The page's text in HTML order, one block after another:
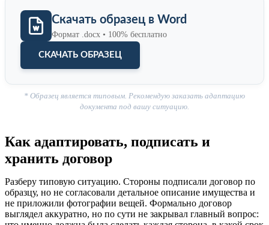
Скачать образец в Word
Формат .docx • 100% бесплатно
СКАЧАТЬ ОБРАЗЕЦ
* Образец является типовым. Рекомендую заказать адаптацию
документа под вашу ситуацию.
Как адаптировать, подписать и
хранить договор
Разберу типовую ситуацию. Стороны подписали договор по
образцу, но не согласовали детальное описание имущества и
не приложили фотографии вещей. Формально договор
выглядел аккуратно, но по сути не закрывал главный вопрос: